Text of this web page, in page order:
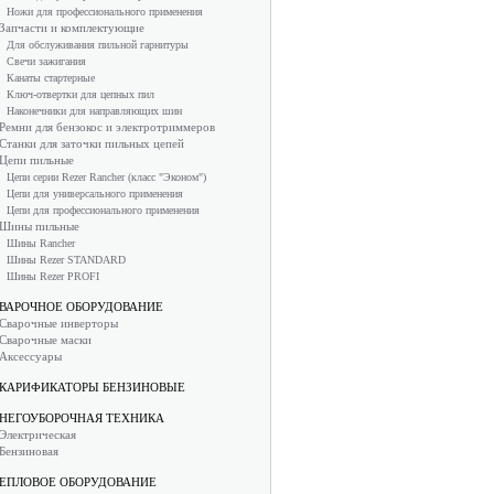
Ножи для профессионального применения
Запчасти и комплектующие
Для обслуживания пильной гарнитуры
Свечи зажигания
Канаты стартерные
Ключ-отвертки для цепных пил
Наконечники для направляющих шин
Ремни для бензокос и электротриммеров
Станки для заточки пильных цепей
Цепи пильные
Цепи серии Rezer Rancher (класс "Эконом")
Цепи для универсального применения
Цепи для профессионального применения
Шины пильные
Шины Rancher
Шины Rezer STANDARD
Шины Rezer PROFI
ОБОРУДОВАНИЕ
Сварочные инверторы
Сварочные маски
Аксессуары
БЕНЗИНОВЫЕ
ТЕХНИКА
Электрическая
Бензиновая
ОБОРУДОВАНИЕ